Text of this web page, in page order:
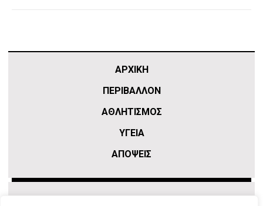
ΑΡΧΙΚΗ
ΠΕΡΙΒΑΛΛΟΝ
ΑΘΛΗΤΙΣΜΌΣ
ΥΓΕΙΑ
ΑΠΟΨΕΙΣ